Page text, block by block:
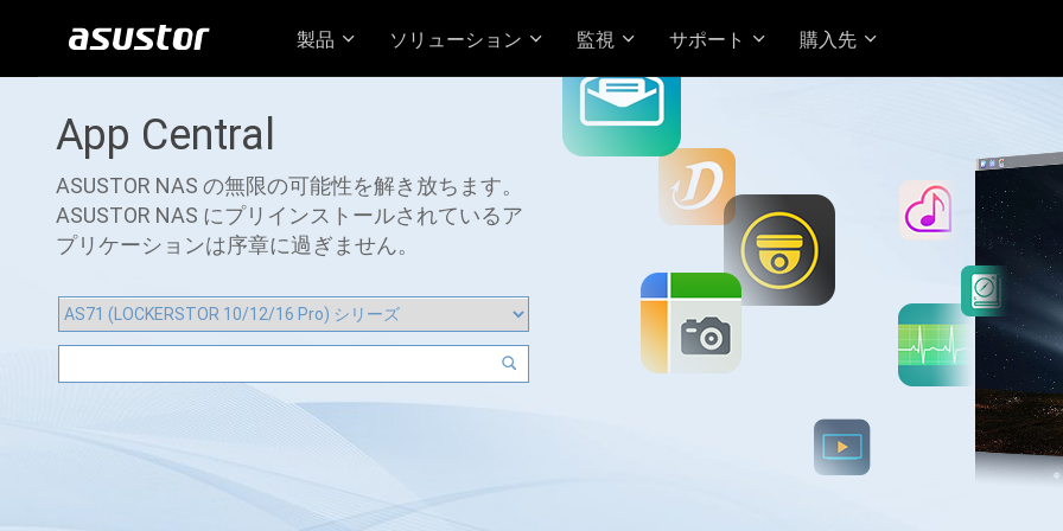
製品 ソリューション 監視 サポート 購入先
App Central
ASUSTOR NAS の無限の可能性を解き放ちます。
ASUSTOR NAS にプリインストールされているア
プリケーションは序章に過ぎません。